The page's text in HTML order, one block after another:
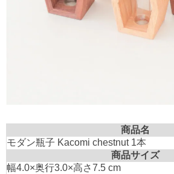
商品名
モダン瓶子 Kacomi chestnut 1本
商品サイズ
幅4.0×奥行3.0×高さ7.5 cm